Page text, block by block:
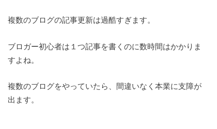
複数のブログの記事更新は過酷すぎます。
ブロガー初心者は１つ記事を書くのに数時間はかかりま
すよね。
複数のブログをやっていたら、間違いなく本業に支障が
出ます。